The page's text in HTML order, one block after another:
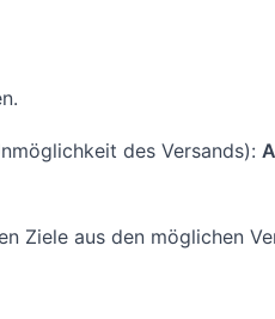
des Versands):
Ziele aus den möglichen